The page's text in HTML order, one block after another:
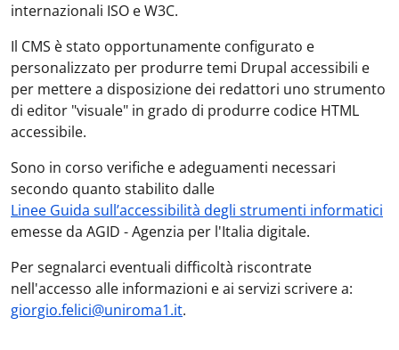
internazionali ISO e W3C.
Il CMS è stato opportunamente configurato e
personalizzato per produrre temi Drupal accessibili e
per mettere a disposizione dei redattori uno strumento
di editor "visuale" in grado di produrre codice HTML
accessibile.
Sono in corso verifiche e adeguamenti necessari
secondo quanto stabilito dalle
Linee Guida sull’accessibilità degli strumenti informatici
emesse da AGID - Agenzia per l'Italia digitale.
Per segnalarci eventuali difficoltà riscontrate
nell'accesso alle informazioni e ai servizi scrivere a:
giorgio.felici@uniroma1.it.